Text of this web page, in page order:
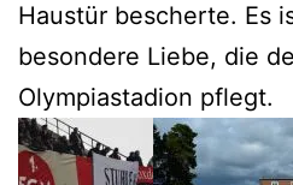
Haustür bescherte. Es
besondere Liebe, die
Olympiastadion pflegt.